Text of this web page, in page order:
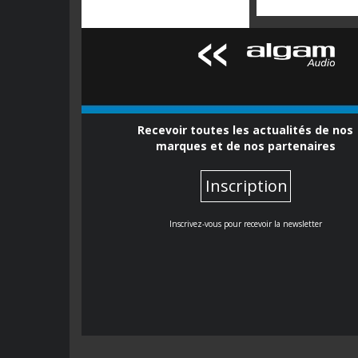
Recevoir toutes les actualités de nos
marques et de nos partenaires
Inscription
Inscrivez-vous pour recevoir la newsletter